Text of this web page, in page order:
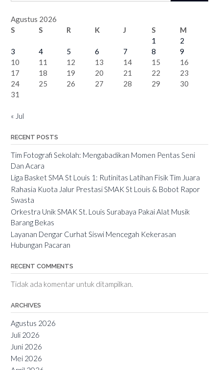
Agustus 2026
S
S R K J S
M
1
2
3
4 5 6 7 8
9
10
11 12 13 14 15
16
17
18 19 20 21 22
23
24
25 26 27 28 29
30
31
« Jul
RECENT POSTS
Tim Fotografi Sekolah: Mengabadikan Momen Pentas Seni
Dan Acara
Liga Basket SMA St Louis 1: Rutinitas Latihan Fisik Tim Juara
Rahasia Kuota Jalur Prestasi SMAK St Louis & Bobot Rapor
Swasta
Orkestra Unik SMAK St. Louis Surabaya Pakai Alat Musik
Barang Bekas
Layanan Dengar Curhat Siswi Mencegah Kekerasan
Hubungan Pacaran
RECENT COMMENTS
Tidak ada komentar untuk ditampilkan.
ARCHIVES
Agustus 2026
Juli 2026
Juni 2026
Mei 2026